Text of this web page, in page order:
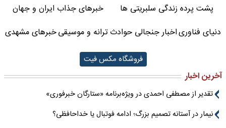
پشت پرده زندگی سلبریتی ها
خبرهای جذاب ایران و جهان
دنیای فناوریاخبار جنجالی حوادثترانه و موسیقیخبرهای مشهدی
فروشگاه مکس فیت
آخرین اخبار
تقدیر از مصطفی احمدی در ویژه‌برنامه «ستارگان خبرفوری»
نیمار در آستانه تصمیم بزرگ؛ ادامه فوتبال یا خداحافظی؟